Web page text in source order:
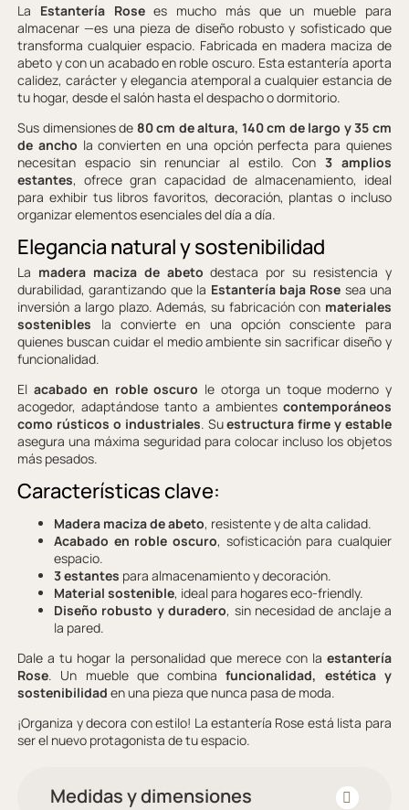
La Estantería Rosees mucho más que un mueble para
almacenar —es una pieza de diseño robusto y sofisticado que
transforma cualquier espacio. Fabricada en madera maciza de
abeto y con un acabado en roble oscuro. Esta estantería aporta
calidez, carácter y elegancia atemporal a cualquier estancia de
tu hogar, desde el salón hasta el despacho o dormitorio.
Sus dimensiones de 80 cm de altura, 140 cm de largo y 35 cm
de ancho la convierten en una opción perfecta para quienes
necesitan espacio sin renunciar al estilo. Con3 amplios
estantes, ofrece gran capacidad de almacenamiento, ideal
para exhibir tus libros favoritos, decoración, plantas o incluso
organizar elementos esenciales del día a día.
Elegancia natural y sostenibilidad
La madera maciza de abeto destaca por su resistencia y
durabilidad, garantizando que la Estantería baja Rose sea una
inversión a largo plazo. Además, su fabricación con materiales
sostenibles la convierte en una opción consciente para
quienes buscan cuidar el medio ambiente sin sacrificar diseño y
funcionalidad.
El acabado en roble oscuro le otorga un toque moderno y
acogedor, adaptándose tanto a ambientescontemporáneos
como rústicos o industriales. Suestructura firme y estable
asegura una máxima seguridad para colocar incluso los objetos
más pesados.
Características clave:
Madera maciza de abeto, resistente y de alta calidad.
Acabado en roble oscuro, sofisticación para cualquier
espacio.
3 estantes para almacenamiento y decoración.
Material sostenible, ideal para hogares eco-friendly.
Diseño robusto y duradero, sin necesidad de anclaje a
la pared.
Dale a tu hogar la personalidad que merece con la estantería
Rose. Un mueble que combinafuncionalidad, estética y
sostenibilidad en una pieza que nunca pasa de moda.
¡Organiza y decora con estilo! La estantería Rose está lista para
ser el nuevo protagonista de tu espacio.
Medidas y dimensiones